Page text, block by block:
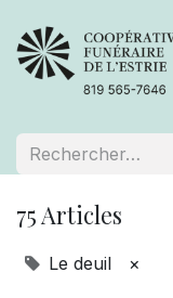
75 Articles
Le deuil ×